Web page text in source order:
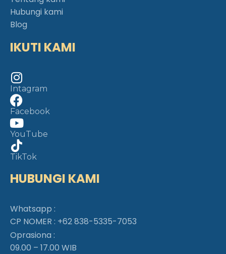
Hubungi kami
Blog
IKUTI KAMI
Intagram
Facebook
YouTube
TikTok
HUBUNGI KAMI
Whatsapp :
CP NOMER : +62 838-5335-7053
Oprasiona :
09.00 – 17.00 WIB